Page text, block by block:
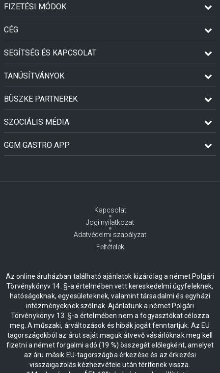
FIZETÉSI MÓDOK
CÉG
SEGÍTSÉG ÉS KAPCSOLAT
TANÚSÍTVÁNYOK
BÜSZKE PARTNEREK
SZOCIÁLIS MÉDIA
GGM GASTRO APP
Kapcsolat
Jogi nyilatkozat
Adatvédelmi szabályzat
Feltételek
Az online áruházban található ajánlatok kizárólag a német Polgári
Törvénykönyv 14. §-a értelmében vett kereskedelmi ügyfeleknek,
hatóságoknak, egyesületeknek, valamint társadalmi és egyházi
intézményeknek szólnak. Ajánlatunk a német Polgári
Törvénykönyv 13. §-a értelmében nem a fogyasztókat célozza
meg. A műszaki, árváltozások és hibák jogát fenntartjuk. Az EU
tagországokból az árut saját maguk átvevő vásárlóknak meg kell
fizetni a német forgalmi adó (19 %) összegét előlegként, amelyet
az áru másik EU-tagországba érkezése és az érkezési
visszaigazolás kézhezvétele után térítenek vissza.